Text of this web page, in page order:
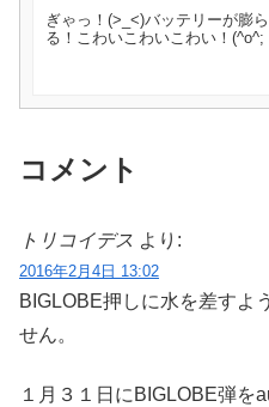
ぎゃっ！(>_<)バッテリーが膨
る！こわいこわいこわい！(^o^;
コメント
トリコイデス より:
2016年2月4日 13:02
BIGLOBE押しに水を差すよ
せん。
１月３１日にBIGLOBE弾を